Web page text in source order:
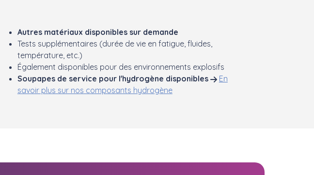
Autres matériaux disponibles sur demande
Tests supplémentaires (durée de vie en fatigue, fluides,
température, etc.)
Également disponibles pour des environnements explosifs
Soupapes de service pour l'hydrogène disponibles
En
savoir plus sur nos composants hydrogène